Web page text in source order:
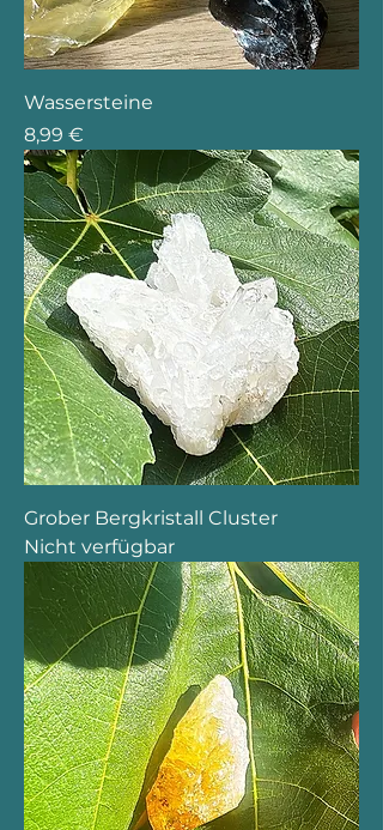
Wassersteine
Preis
8,99 €
Grober Bergkristall Cluster
Nicht verfügbar